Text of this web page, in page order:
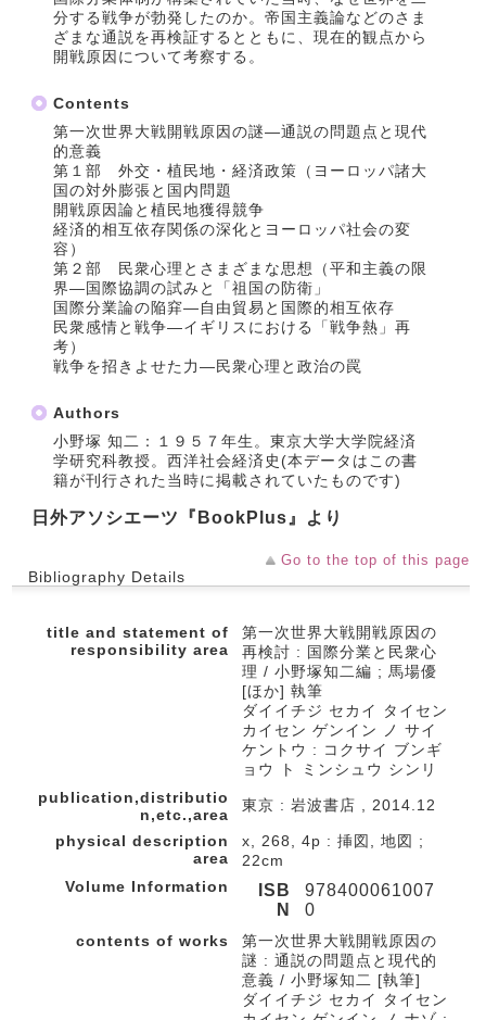
分する戦争が勃発したのか。帝国主義論などのさま
ざまな通説を再検証するとともに、現在的観点から
開戦原因について考察する。
Contents
第一次世界大戦開戦原因の謎―通説の問題点と現代
的意義
第１部 外交・植民地・経済政策（ヨーロッパ諸大
国の対外膨張と国内問題
開戦原因論と植民地獲得競争
経済的相互依存関係の深化とヨーロッパ社会の変
容）
第２部 民衆心理とさまざまな思想（平和主義の限
界―国際協調の試みと「祖国の防衛」
国際分業論の陥穽―自由貿易と国際的相互依存
民衆感情と戦争―イギリスにおける「戦争熱」再
考）
戦争を招きよせた力―民衆心理と政治の罠
Authors
小野塚 知二：１９５７年生。東京大学大学院経済
学研究科教授。西洋社会経済史(本データはこの書
籍が刊行された当時に掲載されていたものです)
日外アソシエーツ『BookPlus』より
Go to the top of this page
Bibliography Details
title and statement of
responsibility area
第一次世界大戦開戦原因の
再検討 : 国際分業と民衆心
理 / 小野塚知二編 ; 馬場優
[ほか] 執筆
ダイイチジ セカイ タイセン
カイセン ゲンイン ノ サイ
ケントウ : コクサイ ブンギ
ョウ ト ミンシュウ シンリ
publication,distributio
n,etc.,area
東京 : 岩波書店 , 2014.12
physical description
area
x, 268, 4p : 挿図, 地図 ;
22cm
Volume Information
ISB
N
978400061007
0
contents of works
第一次世界大戦開戦原因の
謎 : 通説の問題点と現代的
意義 / 小野塚知二 [執筆]
ダイイチジ セカイ タイセン